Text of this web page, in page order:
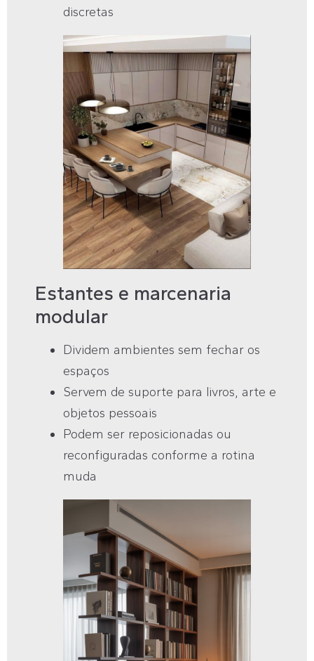
discretas
Estantes e marcenaria
modular
Dividem ambientes sem fechar os
espaços
Servem de suporte para livros, arte e
objetos pessoais
Podem ser reposicionadas ou
reconfiguradas conforme a rotina
muda